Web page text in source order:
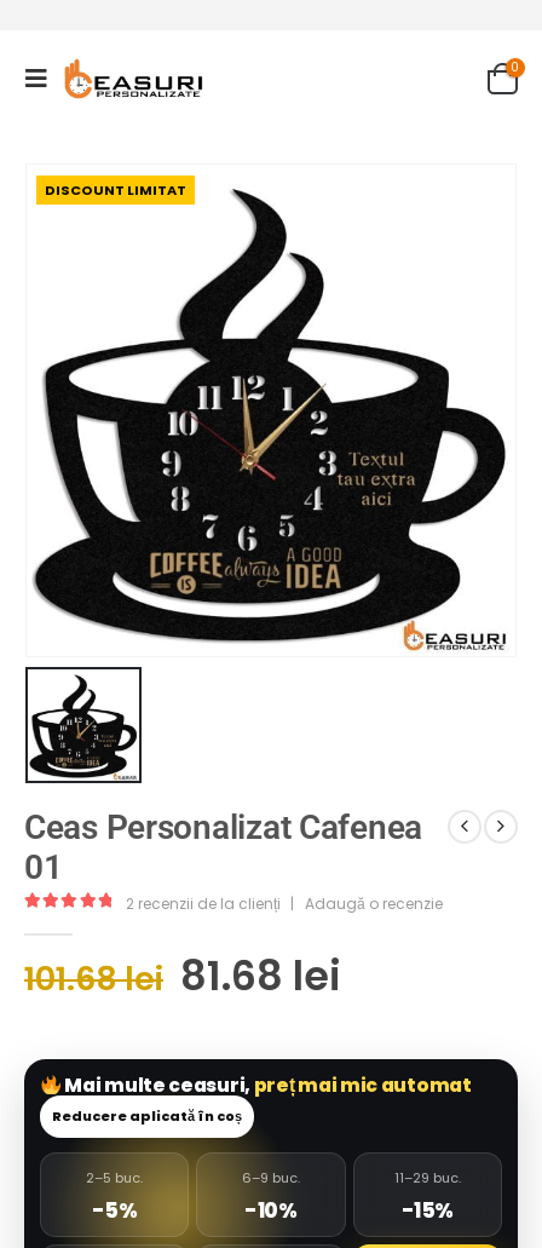
0
DISCOUNT LIMITAT
Ceas Personalizat Cafenea
01
2 recenzii de la clienți | Adaugă o recenzie
101.68lei 81.68 lei
Mai multe ceasuri, preț mai mic automat
Reducere aplicată în coș
2–5 buc.
-5%
6–9 buc.
-10%
11–29 buc.
-15%